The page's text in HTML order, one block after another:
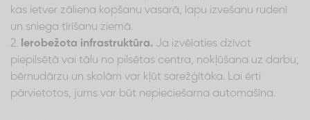
kas ietver zāliena kopšanu vasarā, lapu izvešanu rudenī
un sniega tīrīšanu ziemā.
2. Ierobežota infrastruktūra. Ja izvēlaties dzīvot
piepilsētā vai tālu no pilsētas centra, nokļūšana uz darbu,
bērnudārzu un skolām var kļūt sarežģītāka. Lai ērti
pārvietotos, jums var būt nepieciešama automašīna.